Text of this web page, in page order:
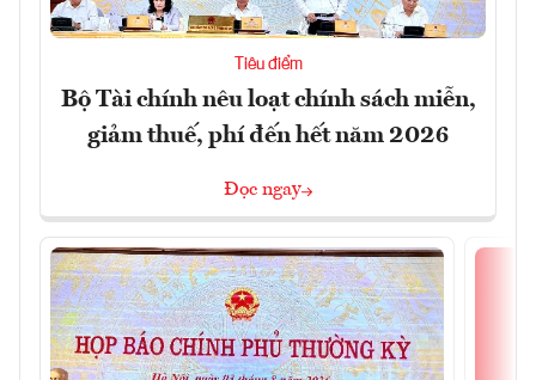
Tiêu điểm
Bộ Tài chính nêu loạt chính sách miễn,
giảm thuế, phí đến hết năm 2026
Đọc ngay